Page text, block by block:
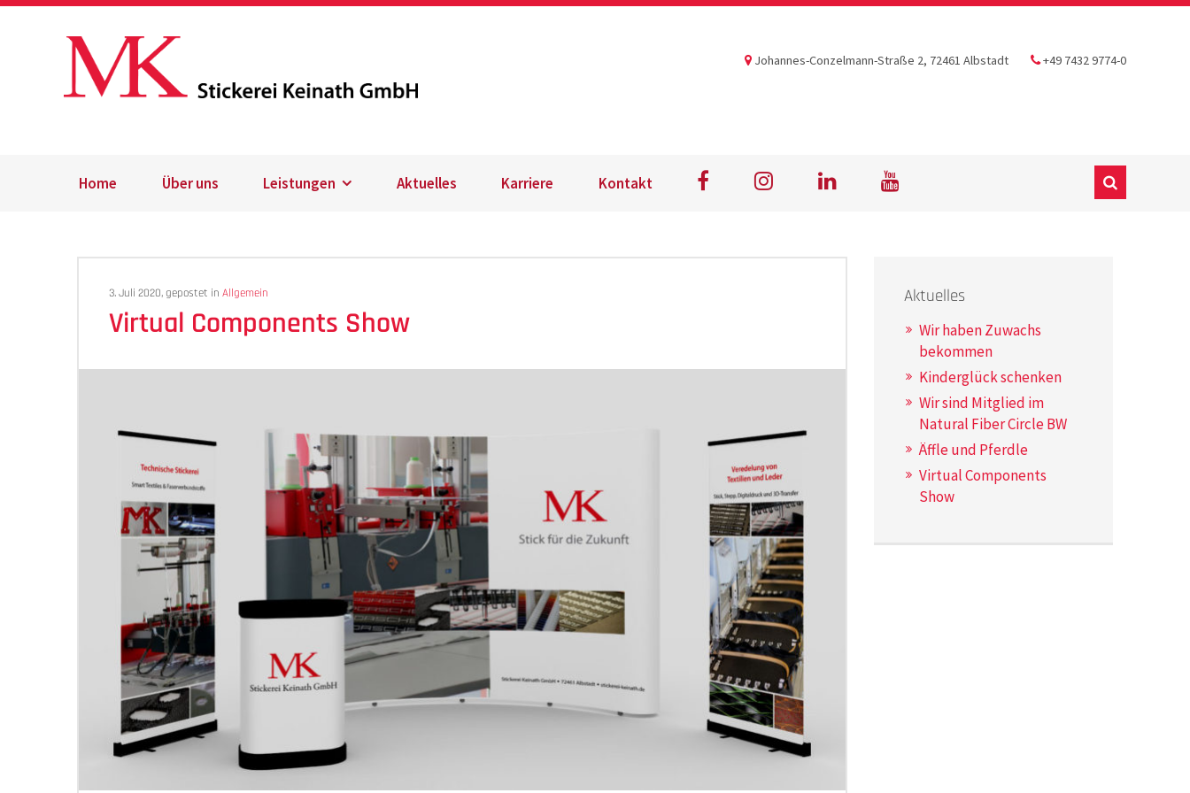
Johannes-Conzelmann-Straße 2, 72461 Albstadt +49 7432 9774-0
Home Über uns Leistungen Aktuelles Karriere Kontakt
3. Juli 2020, gepostet in Allgemein
Virtual Components Show
Aktuelles
Wir haben Zuwachs
bekommen
Kinderglück schenken
Wir sind Mitglied im
Natural Fiber Circle BW
Äffle und Pferdle
Virtual Components
Show